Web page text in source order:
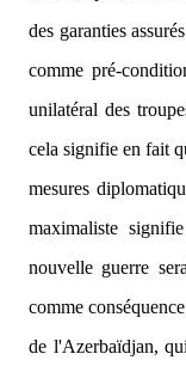
des garanties
comme pré-
unilatéral des
cela signifie en fait
mesures
maximaliste
nouvelle guerre
comme
de l'Azerbaïdjan,